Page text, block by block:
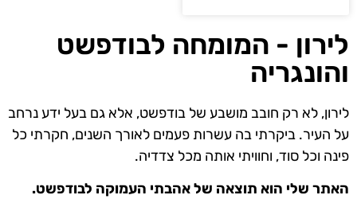
לירון - המומחה לבודפשט
והונגריה
לירון, לא רק חובב מושבע של בודפשט, אלא גם בעל ידע נרחב
על העיר. ביקרתי בה עשרות פעמים לאורך השנים, חקרתי כל
פינה וכל סוד, וחוויתי אותה מכל צדדיה.
האתר שלי הוא תוצאה של אהבתי העמוקה לבודפשט.